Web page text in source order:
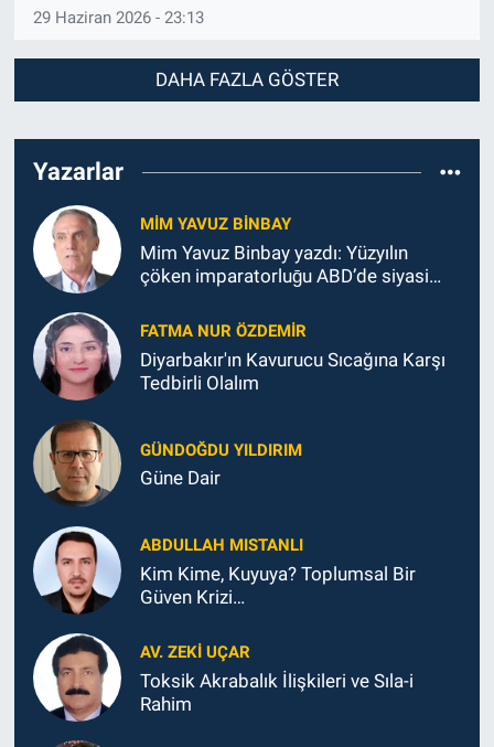
29 Haziran 2026 - 23:13
DAHA FAZLA GÖSTER
Yazarlar
MIM YAVUZ BINBAY
Mim Yavuz Binbay yazdı: Yüzyılın
çöken imparatorluḡu ABD’de siyasi
FATMA NUR ÖZDEMIR
Diyarbakır'ın Kavurucu Sıcağına Karşı
Tedbirli Olalım
GÜNDOĞDU YILDIRIM
Güne Dair
ABDULLAH MISTANLI
Kim Kime, Kuyuya? Toplumsal Bir
Güven Krizi…
AV. ZEKI UÇAR
Toksik Akrabalık İlişkileri ve Sıla-i
Rahim